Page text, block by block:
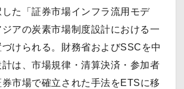
た「証券市場インフラ流用モデ
アの炭素市場制度設計における一
けられる。財務省およびSSCを中
は、市場規律・清算決済・参加者
市場で確立された手法をETSに移